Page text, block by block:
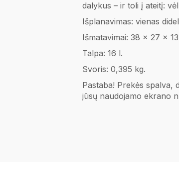
dalykus – ir toli į ateitį:
Išplanavimas: vienas
Išmatavimai: 38 x 27 x
Talpa: 16 l.
Svoris: 0,395 kg.
Pastaba! Prekės spalva,
jūsų naudojamo ekrano